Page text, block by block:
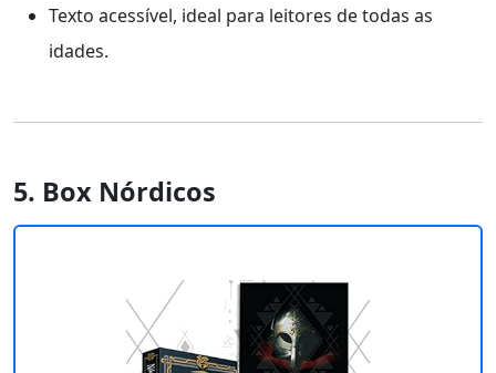
Texto acessível, ideal para leitores de todas as
idades.
5. Box Nórdicos